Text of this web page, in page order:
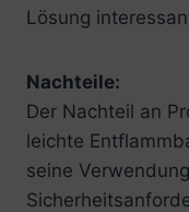
Lösung
Nachteile:
Der Nachteil an
leichte
seine